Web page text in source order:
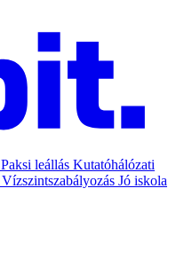
Paksi leállás Kutatóhálózati
Vízszintszabályozás Jó iskola